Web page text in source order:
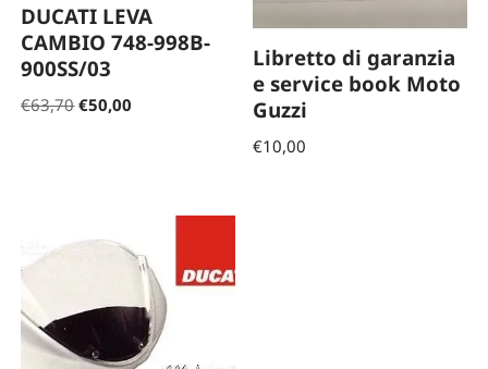
DUCATI LEVA
CAMBIO 748-998B-
900SS/03
€63,70 €50,00
Libretto di garanzia
e service book Moto
Guzzi
€10,00